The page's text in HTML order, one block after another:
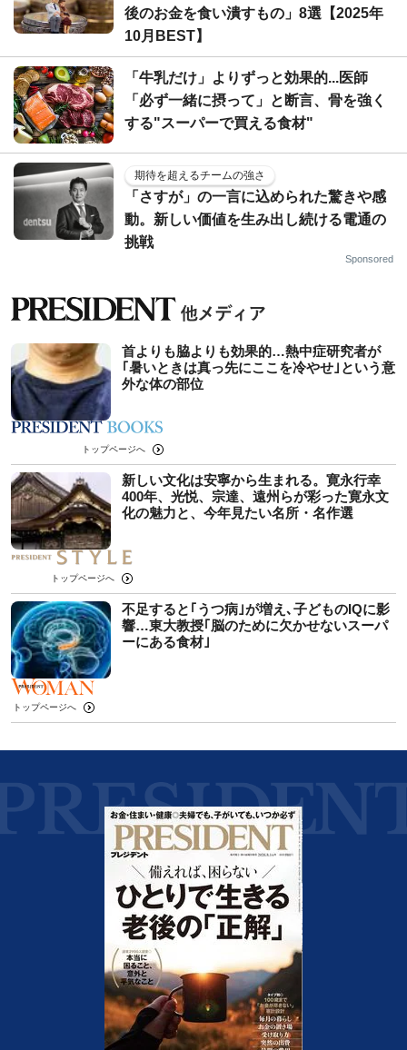
後のお金を食い潰すもの」8選【2025年
10月BEST】
「牛乳だけ」よりずっと効果的...医師
「必ず一緒に摂って」と断言、骨を強く
する"スーパーで買える食材"
期待を超えるチームの強さ
「さすが」の一言に込められた驚きや感
動。新しい価値を生み出し続ける電通の
挑戦
Sponsored
首よりも脇よりも効果的…熱中症研究者が
｢暑いときは真っ先にここを冷やせ｣という意
外な体の部位
トップページへ
新しい文化は安寧から生まれる。寛永行幸
400年、光悦、宗達、遠州らが彩った寛永文
化の魅力と、今年見たい名所・名作選
トップページへ
不足すると｢うつ病｣が増え､子どものIQに影
響…東大教授｢脳のために欠かせないスーパ
ーにある食材｣
トップページへ